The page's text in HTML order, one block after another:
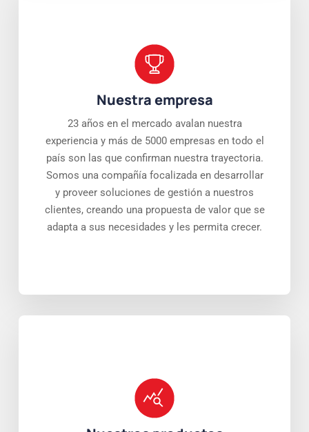
Nuestra empresa
23 años en el mercado avalan nuestra
experiencia y más de 5000 empresas en todo el
país son las que confirman nuestra trayectoria.
Somos una compañía focalizada en desarrollar
y proveer soluciones de gestión a nuestros
clientes, creando una propuesta de valor que se
adapta a sus necesidades y les permita crecer.